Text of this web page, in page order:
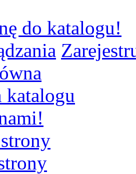
do katalogu!
katalogu